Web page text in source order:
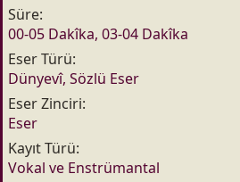
Süre
00-05 Dakîka, 03-04 Dakîka
Eser Türü
Dünyevî, Sözlü Eser
Eser Zinciri
Eser
Kayıt Türü
Vokal ve Enstrümantal